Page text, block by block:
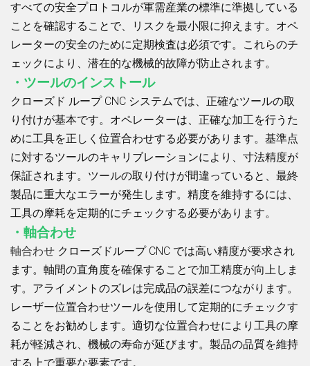
すべての安全プロトコルが軍需産業の標準に準拠している
ことを確認することで、リスクを最小限に抑えます。オペ
レーターの安全のために定期検査は必須です。これらのチ
ェックにより、潜在的な機械的故障が防止されます。
・ツールのインストール
クローズド ループ CNC システムでは、正確なツールの取
り付けが基本です。オペレーターは、正確な加工を行うた
めに工具を正しく位置合わせする必要があります。基準点
に対するツールのキャリブレーションにより、寸法精度が
保証されます。ツールの取り付けが間違っていると、最終
製品に重大なエラーが発生します。精度を維持するには、
工具の摩耗を定期的にチェックする必要があります。
・軸合わせ
軸合わせ クローズドループ CNC では高い精度が要求され
ます。軸間の直角度を確保することで加工精度が向上しま
す。アライメントのズレは完成品の誤差につながります。
レーザー位置合わせツールを使用して定期的にチェックす
ることをお勧めします。適切な位置合わせにより工具の摩
耗が軽減され、機械の寿命が延びます。製品の品質を維持
する上で重要な要素です。